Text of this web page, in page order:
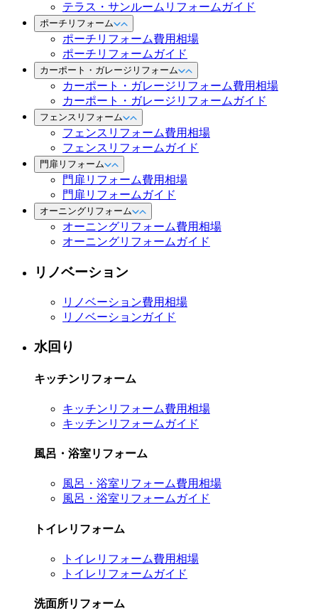
テラス・サンルームリフォームガイド
ポーチリフォーム
ポーチリフォーム費用相場
ポーチリフォームガイド
カーポート・ガレージリフォーム
カーポート・ガレージリフォーム費用相場
カーポート・ガレージリフォームガイド
フェンスリフォーム
フェンスリフォーム費用相場
フェンスリフォームガイド
門扉リフォーム
門扉リフォーム費用相場
門扉リフォームガイド
オーニングリフォーム
オーニングリフォーム費用相場
オーニングリフォームガイド
リノベーション
リノベーション費用相場
リノベーションガイド
水回り
キッチンリフォーム
キッチンリフォーム費用相場
キッチンリフォームガイド
風呂・浴室リフォーム
風呂・浴室リフォーム費用相場
風呂・浴室リフォームガイド
トイレリフォーム
トイレリフォーム費用相場
トイレリフォームガイド
洗面所リフォーム